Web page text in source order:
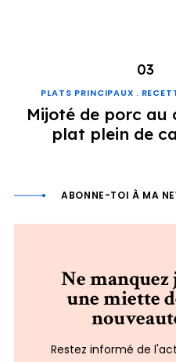
PLATS PRINCIPAUX
Mijoté de porc au
plat plein de
ABONNE-TOI À MA
Ne manquez
une miette
Restez informé de